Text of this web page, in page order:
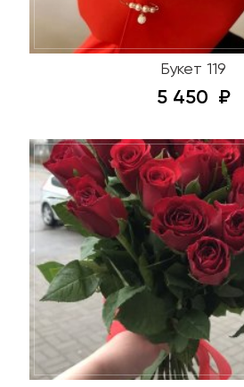
Букет 119
5 450